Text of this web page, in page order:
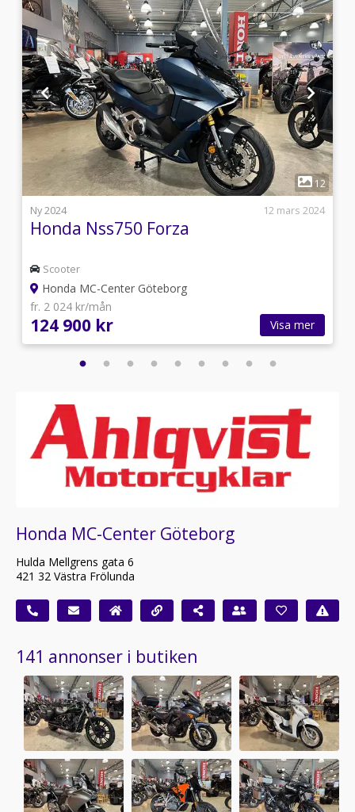
1
12
Ny 2024
12 mars 2024
Honda Nss750 Forza
Scooter
Honda MC-Center Göteborg
fr. 2 024 kr/mån
124 900 kr Visa mer
Honda MC-Center Göteborg
Hulda Mellgrens gata 6
421 32 Västra Frölunda
141 annonser i butiken